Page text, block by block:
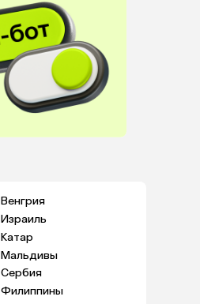
Венгрия
Израиль
Катар
Мальдивы
Сербия
Филиппины